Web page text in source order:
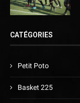
CATÉGORIES
Petit Poto
Basket 225